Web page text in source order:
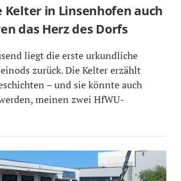
Kelter in Linsenhofen auch
das Herz des Dorfs
liegt die erste urkundliche
zurück. Die Kelter erzählt
– und sie könnte auch
meinen zwei HfWU-